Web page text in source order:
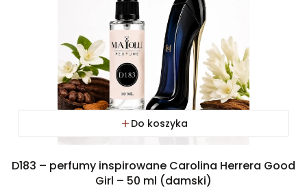
Do koszyka
D183 – perfumy inspirowane Carolina Herrera Good
Girl – 50 ml (damski)